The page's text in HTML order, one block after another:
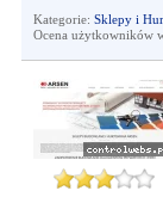
Kategorie: Sklepy i
Ocena użytkowników